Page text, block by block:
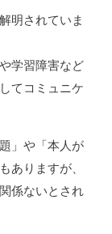
明されていま
学習障害など
てコミュニケ
」や「本人が
ありますが、
係ないとされ